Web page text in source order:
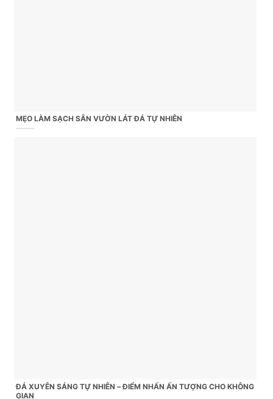
MẸO LÀM SẠCH SÂN VƯỜN LÁT ĐÁ TỰ NHIÊN
ĐÁ XUYÊN SÁNG TỰ NHIÊN – ĐIỂM NHẤN ẤN TƯỢNG CHO KHÔNG
GIAN